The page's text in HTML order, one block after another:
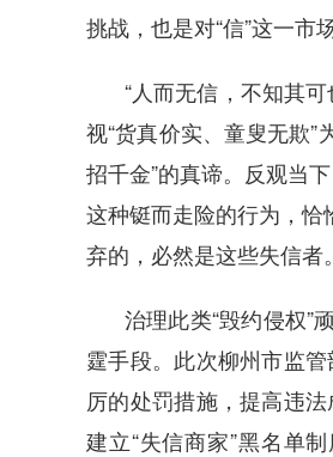
挑战，也是对“信”这一市
“人而无信，不知其
视“货真价实、童叟无欺”
招千金”的真谛。反观当
这种铤而走险的行为，恰
弃的，必然是这些失信者。
治理此类“毁约侵权”
霆手段。此次柳州市监
厉的处罚措施，提高违
建立“失信商家”黑名单